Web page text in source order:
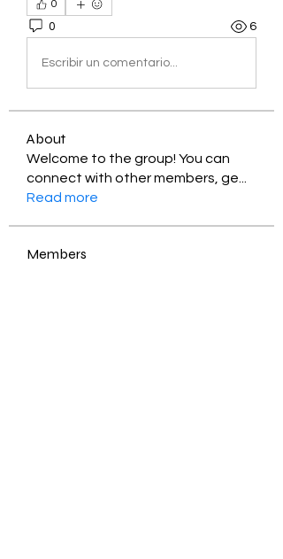
0
0 6
Escribir un comentario...
About
Welcome to the group! You can
connect with other members, ge
Read more
Members